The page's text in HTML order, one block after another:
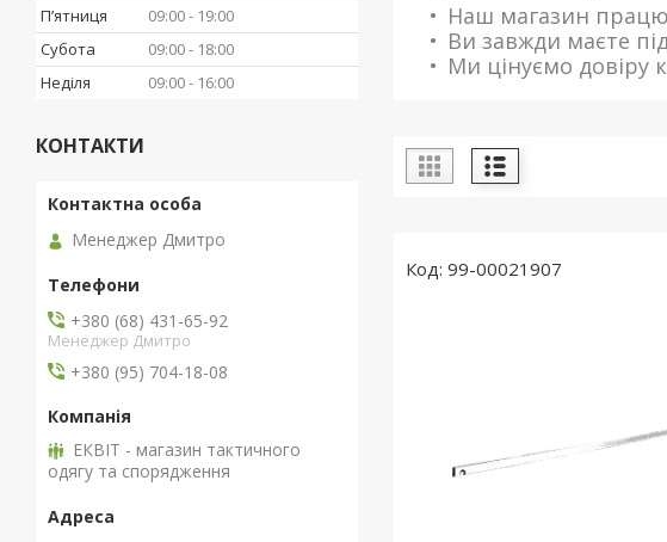
Наш магазин
Ви завжди маєте
Ми цінуємо довіру
99-00021907
Пʼятниця
09:00
19:00
Субота
09:00
18:00
Неділя
09:00 16:00
КОНТАКТИ
Менеджер Дмитро
+380 (68) 431-65-92
Менеджер Дмитро
+380 (95) 704-18-08
ЕКВІТ - магазин тактичного
одягу та спорядження